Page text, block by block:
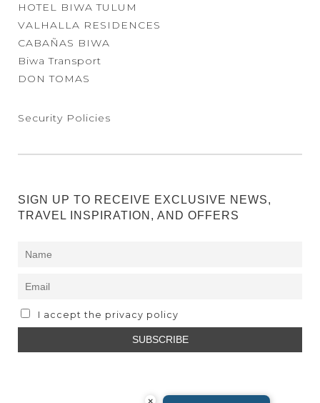
HOTEL BIWA TULUM
VALHALLA RESIDENCES
CABAÑAS BIWA
Biwa Transport
DON TOMAS
Security Policies
SIGN UP TO RECEIVE EXCLUSIVE NEWS,
TRAVEL INSPIRATION, AND OFFERS
I accept the privacy policy
×